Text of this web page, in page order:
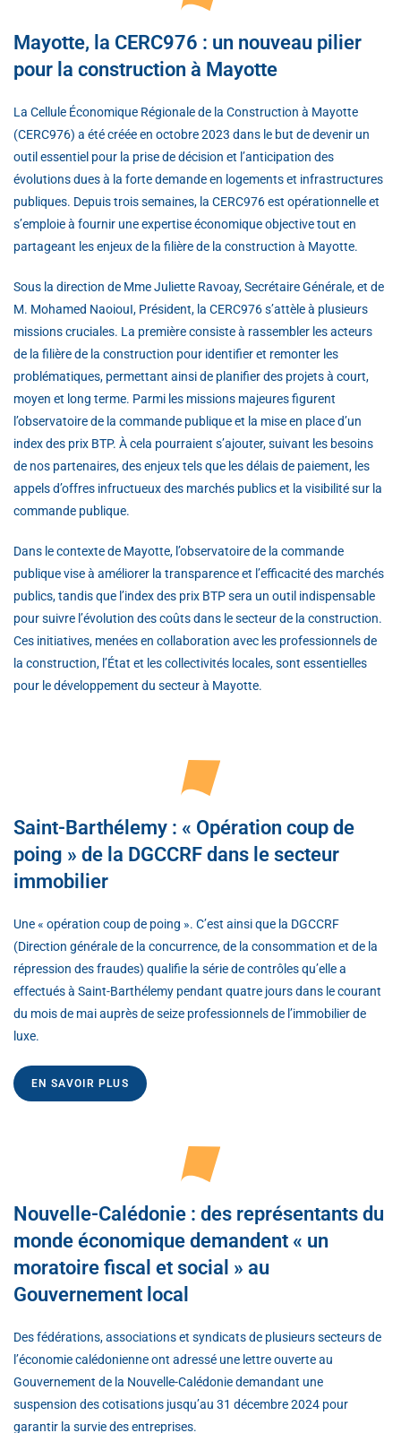
Mayotte, la CERC976 : un nouveau pilier
pour la construction à Mayotte
La Cellule Économique Régionale de la Construction à Mayotte
(CERC976) a été créée en octobre 2023 dans le but de devenir un
outil essentiel pour la prise de décision et l’anticipation des
évolutions dues à la forte demande en logements et infrastructures
publiques. Depuis trois semaines, la CERC976 est opérationnelle et
s’emploie à fournir une expertise économique objective tout en
partageant les enjeux de la filière de la construction à Mayotte.
Sous la direction de Mme Juliette Ravoay, Secrétaire Générale, et de
M. Mohamed NaoiouI, Président, la CERC976 s’attèle à plusieurs
missions cruciales. La première consiste à rassembler les acteurs
de la filière de la construction pour identifier et remonter les
problématiques, permettant ainsi de planifier des projets à court,
moyen et long terme. Parmi les missions majeures figurent
l’observatoire de la commande publique et la mise en place d’un
index des prix BTP. À cela pourraient s’ajouter, suivant les besoins
de nos partenaires, des enjeux tels que les délais de paiement, les
appels d’offres infructueux des marchés publics et la visibilité sur la
commande publique.
Dans le contexte de Mayotte, l’observatoire de la commande
publique vise à améliorer la transparence et l’efficacité des marchés
publics, tandis que l’index des prix BTP sera un outil indispensable
pour suivre l’évolution des coûts dans le secteur de la construction.
Ces initiatives, menées en collaboration avec les professionnels de
la construction, l’État et les collectivités locales, sont essentielles
pour le développement du secteur à Mayotte.
Saint-Barthélemy : « Opération coup de
poing » de la DGCCRF dans le secteur
immobilier
Une « opération coup de poing ». C’est ainsi que la DGCCRF
(Direction générale de la concurrence, de la consommation et de la
répression des fraudes) qualifie la série de contrôles qu’elle a
effectués à Saint-Barthélemy pendant quatre jours dans le courant
du mois de mai auprès de seize professionnels de l’immobilier de
luxe.
EN SAVOIR PLUS
Nouvelle-Calédonie : des représentants du
monde économique demandent « un
moratoire fiscal et social » au
Gouvernement local
Des fédérations, associations et syndicats de plusieurs secteurs de
l’économie calédonienne ont adressé une lettre ouverte au
Gouvernement de la Nouvelle-Calédonie demandant une
suspension des cotisations jusqu’au 31 décembre 2024 pour
garantir la survie des entreprises.